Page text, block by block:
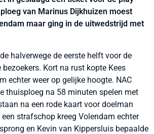
van Marinus Dijkhuizen moest
maar ging in de uitwedstrijd met
halverwege de eerste helft voor de
Kort na rust kopte Kees
echter weer op gelijke hoogte. NAC
thuisploeg na 58 minuten spelen met
na een rode kaart voor doelman
strafschop kreeg Volendam echter
en Kevin van Kippersluis bepaalde